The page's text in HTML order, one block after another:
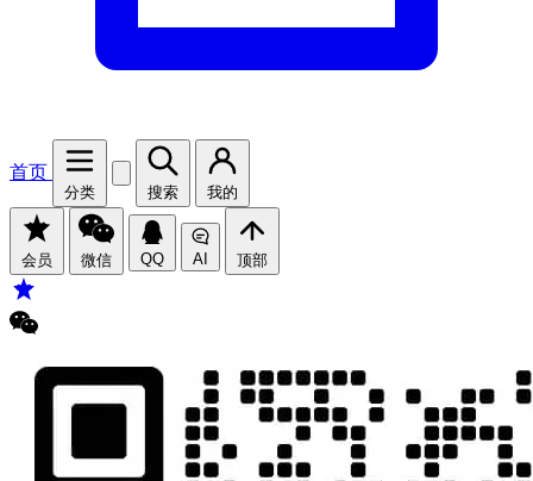
首页
分类 搜索 我的
会员 微信 QQ AI 顶部